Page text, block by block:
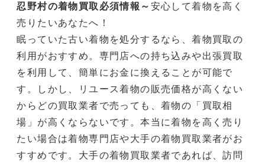
忍野村の着物買取必須情報～ 安心して着物を高く
売りたいあなたへ！
眠っていた古い着物を処分するなら、着物買取の
利用がおすすめ。専門店への持ち込みや出張買取
を利用して、簡単にお金に換えることが可能で
す。しかし、リユース着物の販売価格が高くない
からどの買取業者で売っても、着物の「買取相
場」が高くならないです。本当に着物を高く売り
たい場合は着物専門店や大手の着物買取業者がお
すすめです。大手の着物買取業者であれば、訪問